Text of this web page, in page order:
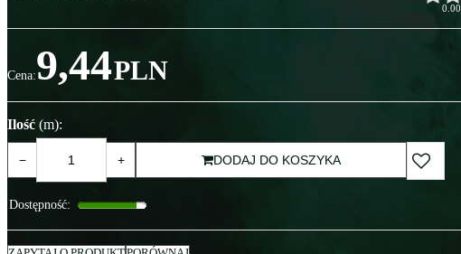
0.00
Cena:9,44PLN
Ilość (m):
− + DODAJ DO KOSZYKA
Dostępność: